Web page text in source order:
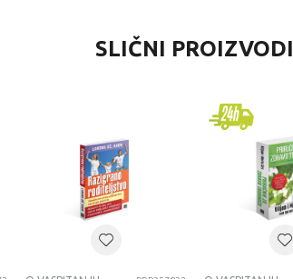
O vaspitanju
univerzalno
svi uzrasti
SLIČNI PROIZVODI